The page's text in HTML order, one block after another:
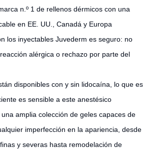
n.º 1 de rellenos dérmicos con una
en EE. UU., Canadá y Europa
los inyectables Juvederm es seguro: no
alérgica o rechazo por parte del
disponibles con y sin lidocaína, lo que es
es sensible a este anestésico
amplia colección de geles capaces de
imperfección en la apariencia, desde
y severas hasta remodelación de